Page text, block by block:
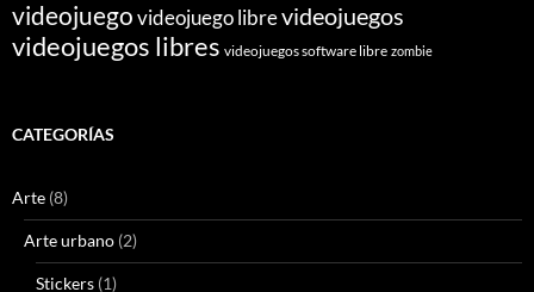
videojuegovideojuego librevideojuegos
videojuegos libres videojuegos software libre zombie
CATEGORÍAS
Arte (8)
Arte urbano (2)
Stickers (1)